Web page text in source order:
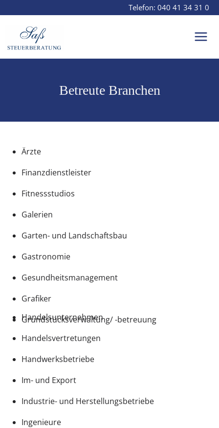
springen
Telefon: 040 41 34 31 0
Betreute Branchen
Ärzte
Finanzdienstleister
Fitnessstudios
Galerien
Garten- und Landschaftsbau
Gastronomie
Gesundheitsmanagement
Grafiker
Grundstücksverwaltung/ -betreuung
Handelsunternehmen
Handelsvertretungen
Handwerksbetriebe
Im- und Export
Industrie- und Herstellungsbetriebe
Ingenieure